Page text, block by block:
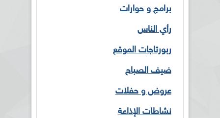
برامج و حوارات
رأي الناس
ربورتاجات الموقع
ضيف الصباح
عروض و حفلات
نشاطات الإذاعة